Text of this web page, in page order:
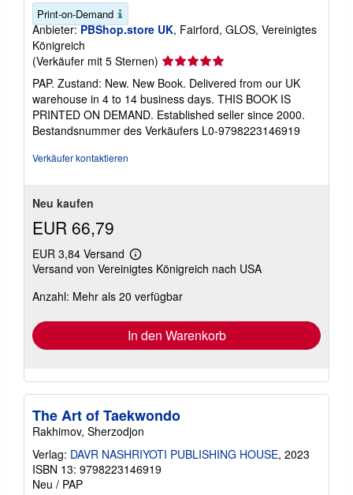
Print-on-Demand
Anbieter: PBShop.store UK, Fairford, GLOS, Vereinigtes
Königreich
(Verkäufer mit 5 Sternen) Verkäuferbewertung
5
von
5
Sternen
PAP. Zustand: New. New Book. Delivered from our UK
warehouse in 4 to 14 business days. THIS BOOK IS
PRINTED ON DEMAND. Established seller since 2000.
Bestandsnummer des Verkäufers L0-9798223146919
Verkäufer kontaktieren
Neu kaufen
EUR 66,79
EUR 3,84 Versand
Weitere
Informationen
Versandkosten
Versand von Vereinigtes Königreich nach USA
Anzahl: Mehr als 20 verfügbar
In den Warenkorb
The Art of Taekwondo
Rakhimov, Sherzodjon
Verlag: DAVR NASHRIYOTI PUBLISHING HOUSE, 2023
ISBN 13: 9798223146919
Neu / PAP